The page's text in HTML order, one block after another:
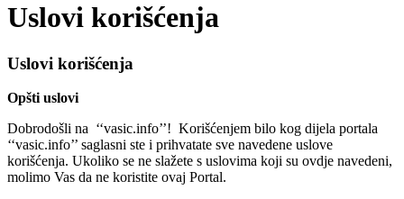
Uslovi korišćenja
Uslovi korišćenja
Opšti uslovi
Dobrodošli na ‘‘vasic.info’’! Korišćenjem bilo kog dijela portala
‘‘vasic.info’’ saglasni ste i prihvatate sve navedene uslove
korišćenja. Ukoliko se ne slažete s uslovima koji su ovdje navedeni,
molimo Vas da ne koristite ovaj Portal.